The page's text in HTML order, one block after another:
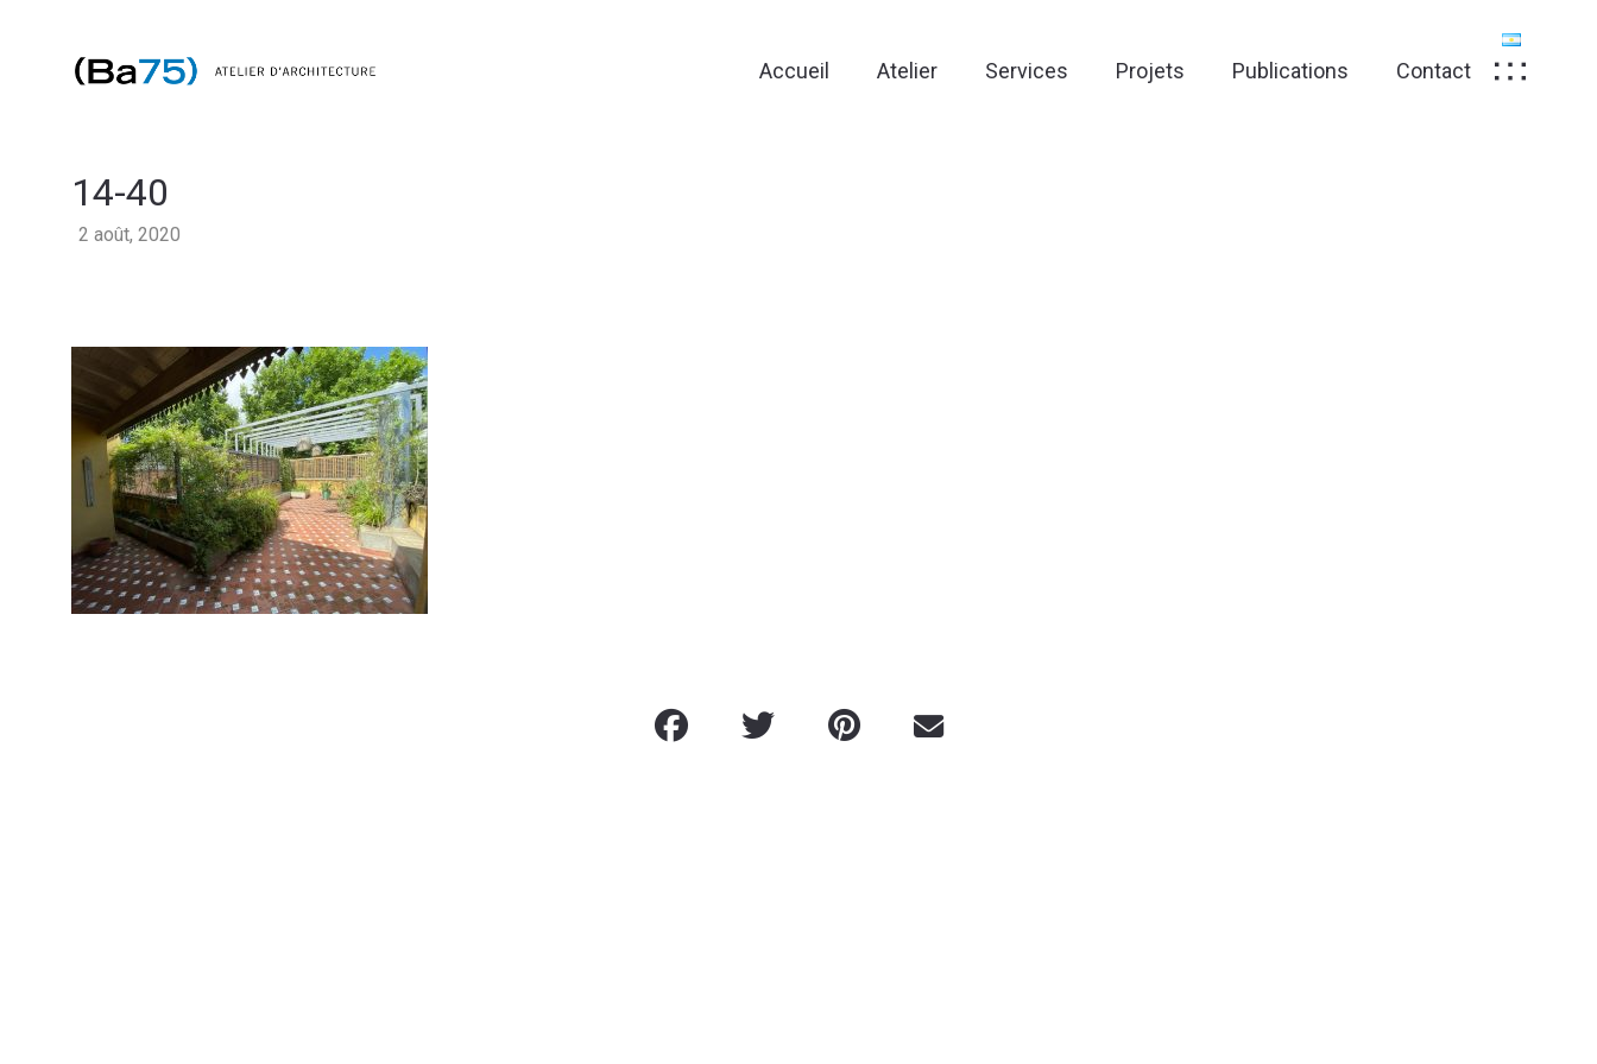
Accueil Atelier Services Projets Publications Contact
14-40
2 août, 2020